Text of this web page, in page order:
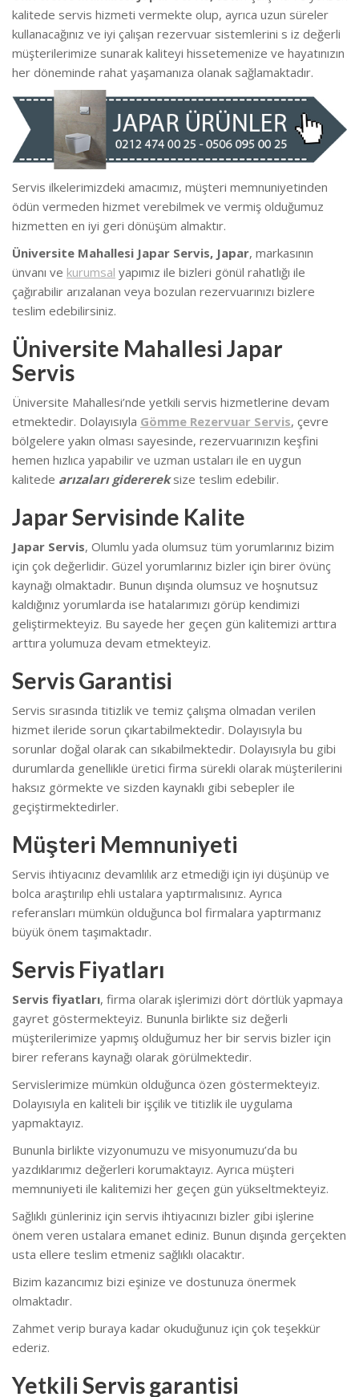
kalitede servis hizmeti vermekte olup, ayrıca uzun süreler
kullanacağınız ve iyi çalışan rezervuar sistemlerini s iz değerli
müşterilerimize sunarak kaliteyi hissetemenize ve hayatınızın
her döneminde rahat yaşamanıza olanak sağlamaktadır.
Servis ilkelerimizdeki amacımız, müşteri memnuniyetinden
ödün vermeden hizmet verebilmek ve vermiş olduğumuz
hizmetten en iyi geri dönüşüm almaktır.
Üniversite Mahallesi Japar Servis, Japar, markasının
ünvanı ve kurumsal yapımız ile bizleri gönül rahatlığı ile
çağırabilir arızalanan veya bozulan rezervuarınızı bizlere
teslim edebilirsiniz.
Üniversite Mahallesi Japar
Servis
Üniversite Mahallesi’nde yetkili servis hizmetlerine devam
etmektedir. Dolayısıyla Gömme Rezervuar Servis, çevre
bölgelere yakın olması sayesinde, rezervuarınızın keşfini
hemen hızlıca yapabilir ve uzman ustaları ile en uygun
kalitede arızaları giderereksize teslim edebilir.
Japar Servisinde Kalite
Japar Servis, Olumlu yada olumsuz tüm yorumlarınız bizim
için çok değerlidir. Güzel yorumlarınız bizler için birer övünç
kaynağı olmaktadır. Bunun dışında olumsuz ve hoşnutsuz
kaldığınız yorumlarda ise hatalarımızı görüp kendimizi
geliştirmekteyiz. Bu sayede her geçen gün kalitemizi arttıra
arttıra yolumuza devam etmekteyiz.
Servis Garantisi
Servis sırasında titizlik ve temiz çalışma olmadan verilen
hizmet ileride sorun çıkartabilmektedir. Dolayısıyla bu
sorunlar doğal olarak can sıkabilmektedir. Dolayısıyla bu gibi
durumlarda genellikle üretici firma sürekli olarak müşterilerini
haksız görmekte ve sizden kaynaklı gibi sebepler ile
geçiştirmektedirler.
Müşteri Memnuniyeti
Servis ihtiyacınız devamlılık arz etmediği için iyi düşünüp ve
bolca araştırılıp ehli ustalara yaptırmalısınız. Ayrıca
referansları mümkün olduğunca bol firmalara yaptırmanız
büyük önem taşımaktadır.
Servis Fiyatları
Servis fiyatları, firma olarak işlerimizi dört dörtlük yapmaya
gayret göstermekteyiz. Bununla birlikte siz değerli
müşterilerimize yapmış olduğumuz her bir servis bizler için
birer referans kaynağı olarak görülmektedir.
Servislerimize mümkün olduğunca özen göstermekteyiz.
Dolayısıyla en kaliteli bir işçilik ve titizlik ile uygulama
yapmaktayız.
Bununla birlikte vizyonumuzu ve misyonumuzu’da bu
yazdıklarımız değerleri korumaktayız. Ayrıca müşteri
memnuniyeti ile kalitemizi her geçen gün yükseltmekteyiz.
Sağlıklı günleriniz için servis ihtiyacınızı bizler gibi işlerine
önem veren ustalara emanet ediniz. Bunun dışında gerçekten
usta ellere teslim etmeniz sağlıklı olacaktır.
Bizim kazancımız bizi eşinize ve dostunuza önermek
olmaktadır.
Zahmet verip buraya kadar okuduğunuz için çok teşekkür
ederiz.
Yetkili Servis garantisi